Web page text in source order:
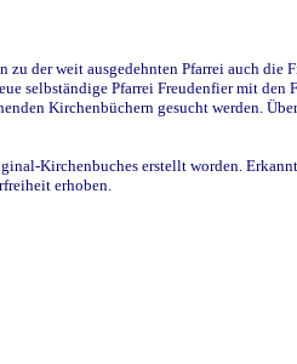
der weit ausgedehnten Pfarrei auch die
selbständige Pfarrei Freudenfier mit
Kirchenbüchern gesucht werden.
Kirchenbuches erstellt worden.
erhoben.